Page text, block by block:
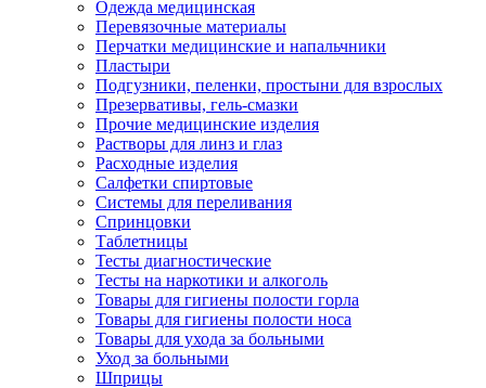
Одежда медицинская
Перевязочные материалы
Перчатки медицинские и напальчники
Пластыри
Подгузники, пеленки, простыни для взрослых
Презервативы, гель-смазки
Прочие медицинские изделия
Растворы для линз и глаз
Расходные изделия
Салфетки спиртовые
Системы для переливания
Спринцовки
Таблетницы
Тесты диагностические
Тесты на наркотики и алкоголь
Товары для гигиены полости горла
Товары для гигиены полости носа
Товары для ухода за больными
Уход за больными
Шприцы